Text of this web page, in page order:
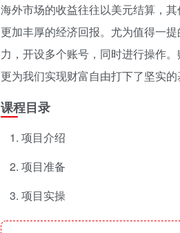
海外市场的收益往往以美元结算，
更加丰厚的经济回报。尤为值得一
力，开设多个账号，同时进行操作
更为我们实现财富自由打下了坚实的
课程目录
项目介绍
项目准备
项目实操